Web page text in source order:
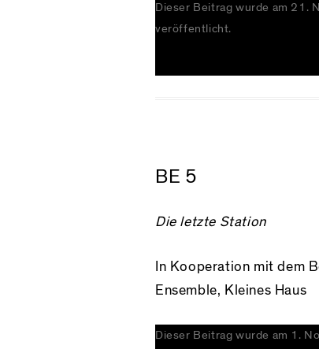
Dieser Beitrag wurde am 21.
veröffentlicht.
BE 5
Die letzte Station
In Kooperation mit dem
Ensemble, Kleines Haus
Dieser Beitrag wurde am 1.